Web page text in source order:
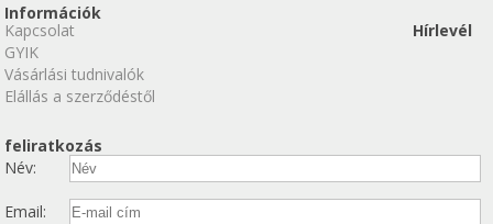
Információk
Kapcsolat
GYIK
Vásárlási tudnivalók
Elállás a szerződéstől
Hírlevél
feliratkozás
Név:
Email: